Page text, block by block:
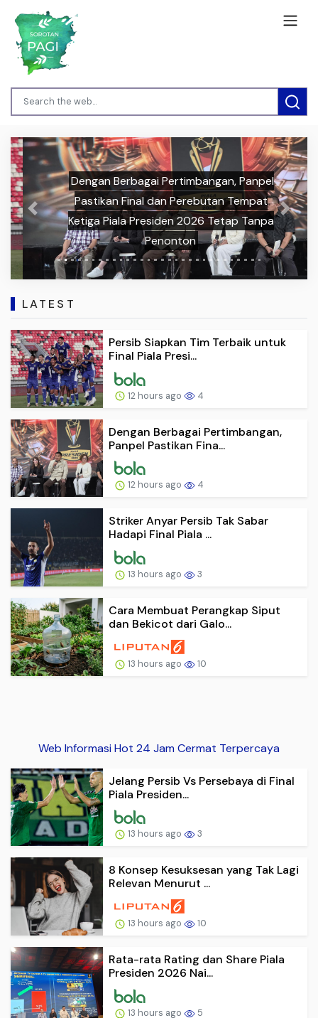
Dengan Berbagai Pertimbangan, Panpel
Pastikan Final dan Perebutan Tempat
Ketiga Piala Presiden 2026 Tetap Tanpa
Penonton
Previous Next
LATEST
Persib Siapkan Tim Terbaik untuk
Final Piala Presi...
12 hours ago 4
Dengan Berbagai Pertimbangan,
Panpel Pastikan Fina...
12 hours ago 4
Striker Anyar Persib Tak Sabar
Hadapi Final Piala ...
13 hours ago 3
Cara Membuat Perangkap Siput
dan Bekicot dari Galo...
13 hours ago 10
Web Informasi Hot 24 Jam Cermat Terpercaya
Jelang Persib Vs Persebaya di Final
Piala Presiden...
13 hours ago 3
8 Konsep Kesuksesan yang Tak Lagi
Relevan Menurut ...
13 hours ago 10
Rata-rata Rating dan Share Piala
Presiden 2026 Nai...
13 hours ago 5